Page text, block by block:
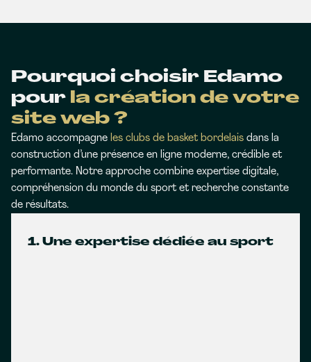
Pourquoi choisir Edamo
pour la création de votre
site web ?
Edamo accompagne les clubs de basket bordelais dans la
construction d’une présence en ligne moderne, crédible et
performante. Notre approche combine expertise digitale,
compréhension du monde du sport et recherche constante
de résultats.
1. Une expertise dédiée au sport